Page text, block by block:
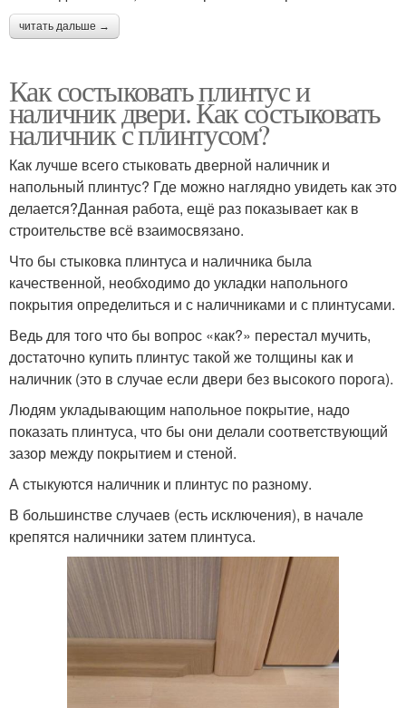
читать дальше →
Как состыковать плинтус и
наличник двери. Как состыковать
наличник с плинтусом?
Как лучше всего стыковать дверной наличник и
напольный плинтус? Где можно наглядно увидеть как это
делается?Данная работа, ещё раз показывает как в
строительстве всё взаимосвязано.
Что бы стыковка плинтуса и наличника была
качественной, необходимо до укладки напольного
покрытия определиться и с наличниками и с плинтусами.
Ведь для того что бы вопрос «как?» перестал мучить,
достаточно купить плинтус такой же толщины как и
наличник (это в случае если двери без высокого порога).
Людям укладывающим напольное покрытие, надо
показать плинтуса, что бы они делали соответствующий
зазор между покрытием и стеной.
А стыкуются наличник и плинтус по разному.
В большинстве случаев (есть исключения), в начале
крепятся наличники затем плинтуса.